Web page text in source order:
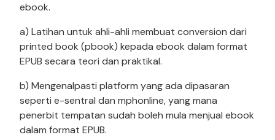
ebook.
a) Latihan untuk ahli-ahli membuat conversion dari
printed book (pbook) kepada ebook dalam format
EPUB secara teori dan praktikal.
b) Mengenalpasti platform yang ada dipasaran
seperti e-sentral dan mphonline, yang mana
penerbit tempatan sudah boleh mula menjual ebook
dalam format EPUB.